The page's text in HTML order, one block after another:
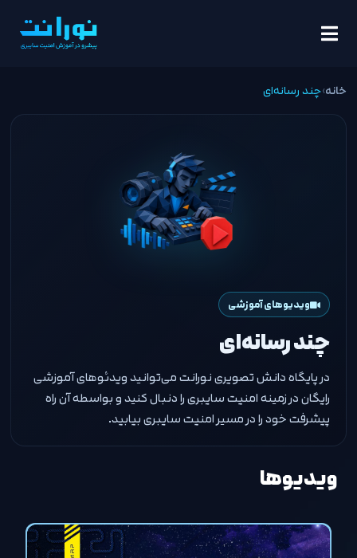
خانه›چند رسانه‌ای
ویدیوهای آموزشی
چند رسانه‌ای
در پایگاه دانش تصویری نورانت می‌توانید ویدئوهای آموزشی
رایگان در زمینه امنیت سایبری را دنبال کنید و بواسطه آن راه
پیشرفت خود را در مسیر امنیت سایبری بیابید.
ویدیوها